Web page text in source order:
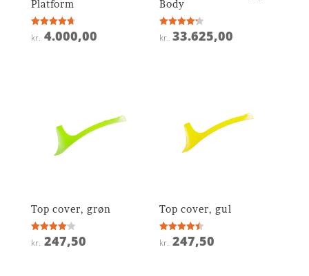
Platform
Vurderet
4.7
kr. 4.000,00
Body
Vurderet
4.2
kr. 33.625,00
Top cover, grøn
Vurderet
4.1
kr. 247,50
Top cover, gul
Vurderet
4.5
kr. 247,50